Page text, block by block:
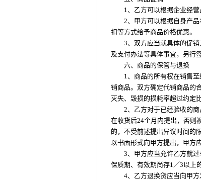
1、乙方可以根据企业经
2、甲方可以根据自身产
扣等方式给予商品价格优惠。
3、双方应当就具体的促
及支付办法等具体事宜，另行
六、商品的保管与退换
1、商品的所有权在销售
销商品。双方确定代销商品的
灭失、毁损的损耗率超过约定
2、乙方对于已经验收的
在收货后24个月内提出，否则
的，不受前述提出异议时间的
以书面形式向甲方提出，甲方
3、甲方应当允许乙方就
保质期、有效期尚存1／3以上
4、乙方退换货应当向甲